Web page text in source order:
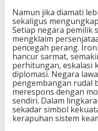
Namun jika diamati
sekaligus
Setiap negara pemilik
mengklaim
pencegah perang.
hancur sarmat,
perhitungan, eskalasi
diplomasi. Negara
pengembangan rudal
merespons dengan
sendiri. Dalam
sekadar simbol
kerapuhan sistem